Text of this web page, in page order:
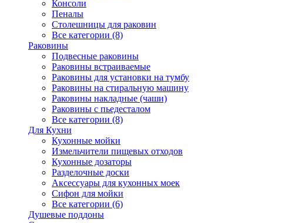
Консоли
Пеналы
Столешницы для раковин
Все категории (8)
Раковины
Подвесные раковины
Раковины встраиваемые
Раковины для установки на тумбу
Раковины на стиральную машину
Раковины накладные (чаши)
Раковины с пьедесталом
Все категории (8)
Для Кухни
Кухонные мойки
Измельчители пищевых отходов
Кухонные дозаторы
Разделочные доски
Аксессуары для кухонных моек
Сифон для мойки
Все категории (6)
Душевые поддоны